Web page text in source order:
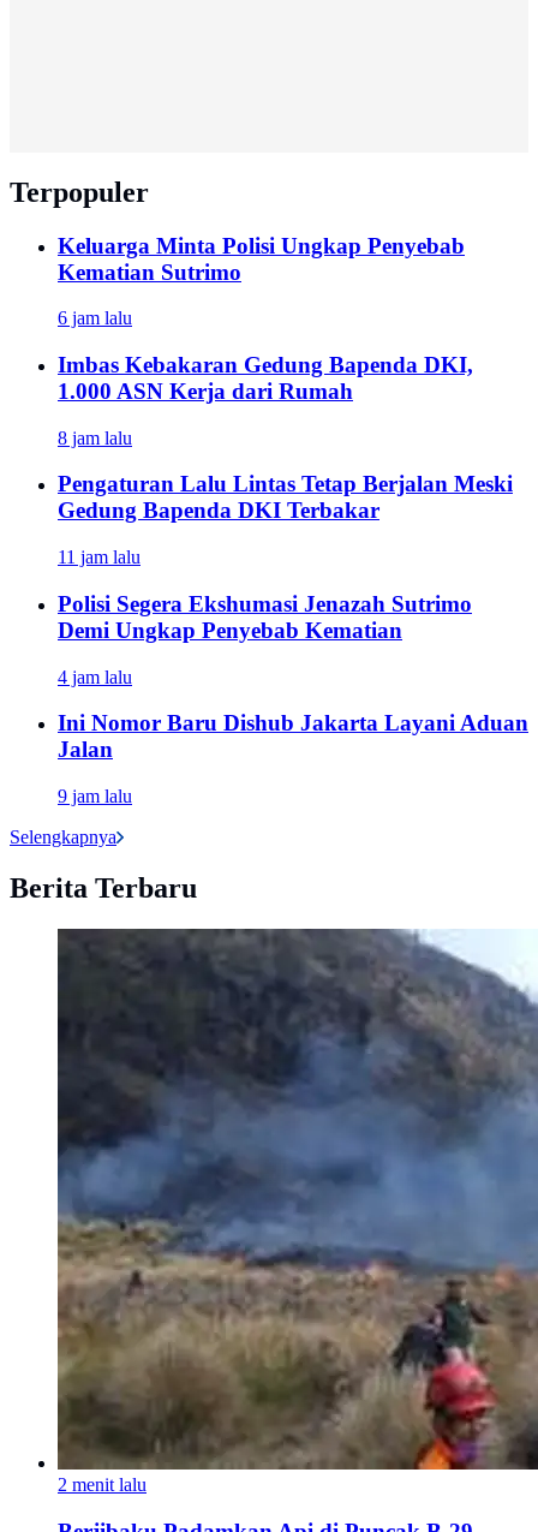
Terpopuler
Keluarga Minta Polisi Ungkap Penyebab
Kematian Sutrimo
6 jam lalu
Imbas Kebakaran Gedung Bapenda DKI,
1.000 ASN Kerja dari Rumah
8 jam lalu
Pengaturan Lalu Lintas Tetap Berjalan Meski
Gedung Bapenda DKI Terbakar
11 jam lalu
Polisi Segera Ekshumasi Jenazah Sutrimo
Demi Ungkap Penyebab Kematian
4 jam lalu
Ini Nomor Baru Dishub Jakarta Layani Aduan
Jalan
9 jam lalu
Selengkapnya
Berita Terbaru
2 menit lalu